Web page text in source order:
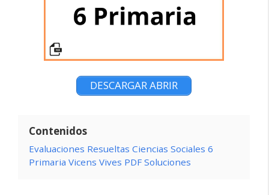
DESCARGAR ABRIR
Contenidos
Evaluaciones Resueltas Ciencias Sociales 6
Primaria Vicens Vives PDF Soluciones